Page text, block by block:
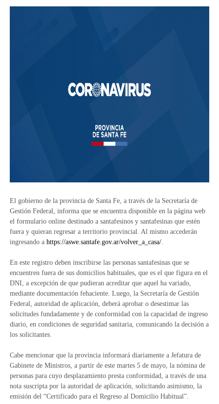
El gobierno de la provincia de Santa Fe, a través de la Secretaría de
Gestión Federal, informa que se encuentra disponible en la página web
el formulario online destinado a santafesinos y santafesinas que estén
fuera y quieran regresar a territorio provincial. Al mismo accederán
ingresando a https://aswe.santafe.gov.ar/volver_a_casa/.
En este registro deben inscribirse las personas santafesinas que se
encuentren fuera de sus domicilios habituales, que es el que figura en el
DNI, a excepción de que pudieran acreditar que aquel ha variado,
mediante documentación fehaciente. Luego, la Secretaría de Gestión
Federal, autoridad de aplicación, deberá aprobar o desestimar las
solicitudes fundadamente y de conformidad con la capacidad de ingreso
diario, en condiciones de seguridad sanitaria, comunicando la decisión a
los solicitantes.
Cabe mencionar que la provincia informará diariamente a Jefatura de
Gabinete de Ministros, a partir de este martes 5 de mayo, la nómina de
personas para cuyo desplazamiento presta conformidad, a través de una
nota suscripta por la autoridad de aplicación, solicitando asimismo, la
emisión del “Certificado para el Regreso al Domicilio Habitual”.